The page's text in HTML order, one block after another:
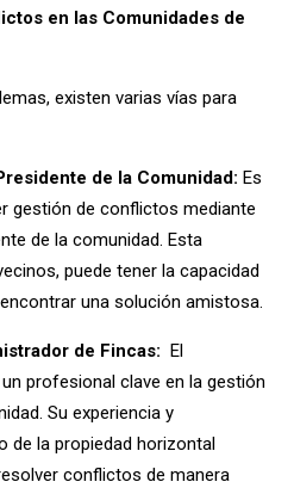
en las Comunidades de
existen varias vías para
de la Comunidad: Es
gestión de conflictos mediante
de la comunidad. Esta
puede tener la capacidad
una solución amistosa.
de Fincas:
El
profesional clave en la gestión
Su experiencia y
de la propiedad horizontal
conflictos de manera